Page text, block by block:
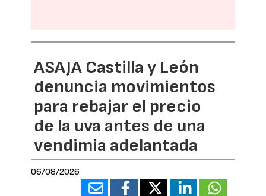
ASAJA Castilla y León
denuncia movimientos
para rebajar el precio
de la uva antes de una
vendimia adelantada
06/08/2026